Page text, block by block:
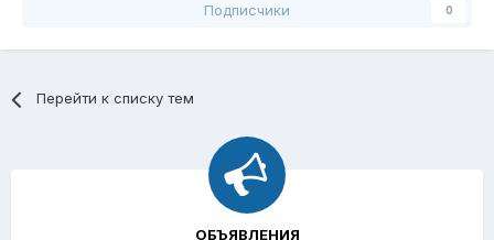
Подписчики 0
Перейти к списку тем
ОБЪЯВЛЕНИЯ